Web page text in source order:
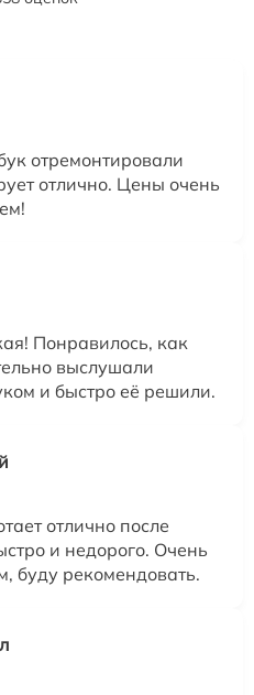
отремонтировали
отлично. Цены очень
Понравилось, как
выслушали
и быстро её решили.
отлично после
и недорого. Очень
буду рекомендовать.